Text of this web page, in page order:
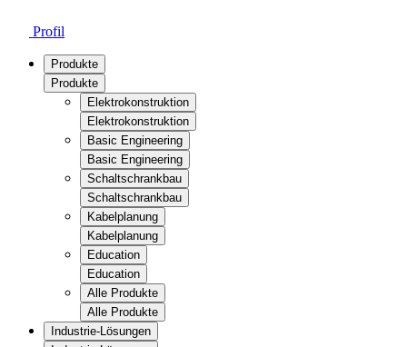
Profil
Produkte
Produkte
Elektrokonstruktion
Elektrokonstruktion
Basic Engineering
Basic Engineering
Schaltschrankbau
Schaltschrankbau
Kabelplanung
Kabelplanung
Education
Education
Alle Produkte
Alle Produkte
Industrie-Lösungen